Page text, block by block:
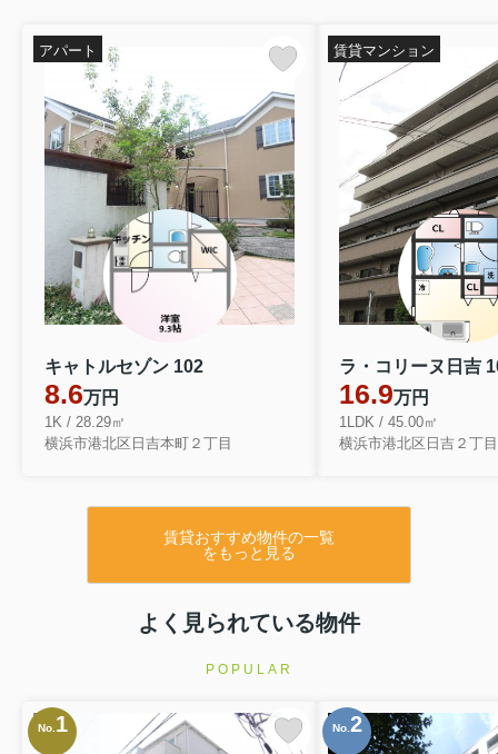
キャトルセゾン 102
8.6万円
1K / 28.29㎡
横浜市港北区日吉本町２丁目
アパート
ラ・コリーヌ日吉
16.9万円
1LDK / 45.00㎡
横浜市港北区日吉２丁目
賃貸マンション
賃貸おすすめ物件の一覧
をもっと見る
よく見られている物件
POPULAR
No. 1 No. 2